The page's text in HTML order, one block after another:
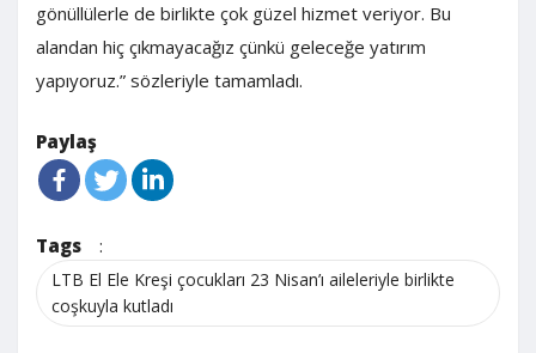
gönüllülerle de birlikte çok güzel hizmet veriyor. Bu
alandan hiç çıkmayacağız çünkü geleceğe yatırım
yapıyoruz.” sözleriyle tamamladı.
Paylaş
Tags :
LTB El Ele Kreşi çocukları 23 Nisan’ı aileleriyle birlikte
coşkuyla kutladı